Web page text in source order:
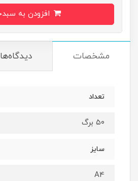
مشخصات دیدگاه‌ها
تعداد
۵۰ برگ
سایز
A4